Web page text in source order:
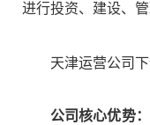
进行投资、建设、管
天津运营公司
公司核心优势：